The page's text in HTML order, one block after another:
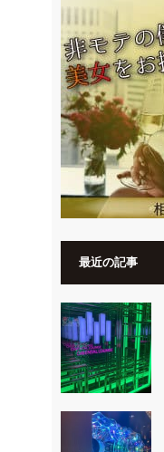
最近の記事